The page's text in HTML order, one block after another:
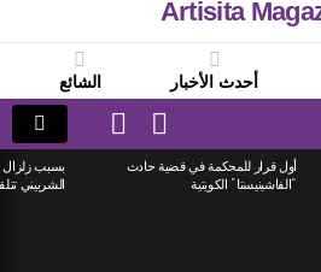
أحدث الأخبار الشائع
SWITCH
SKIN
LOGIN
أول قرار للمحكمة في قضية حادث
“الفاشينيستا” الكويتية
بسبب زلزال
الشربيني